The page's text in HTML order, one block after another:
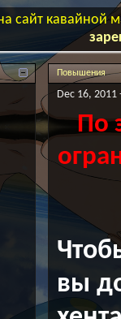
сайт кавайной
Повышения
Dec 16, 2011
По
вы